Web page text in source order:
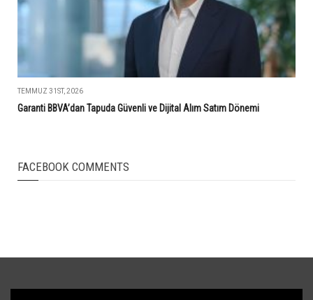
TEMMUZ 31ST, 2026
Garanti BBVA’dan Tapuda Güvenli ve Dijital Alım Satım Dönemi
FACEBOOK COMMENTS